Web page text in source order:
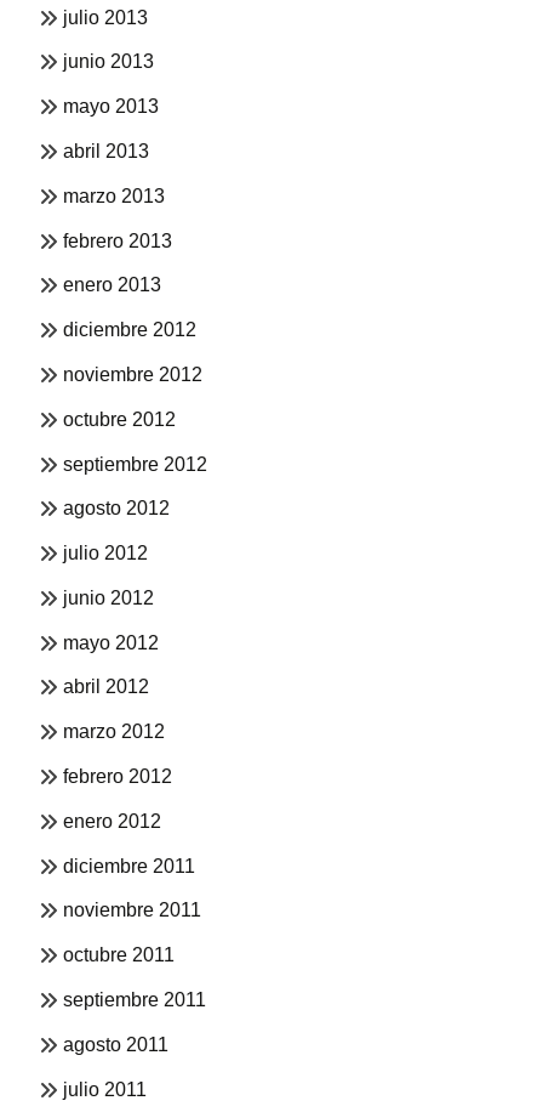
julio 2013
junio 2013
mayo 2013
abril 2013
marzo 2013
febrero 2013
enero 2013
diciembre 2012
noviembre 2012
octubre 2012
septiembre 2012
agosto 2012
julio 2012
junio 2012
mayo 2012
abril 2012
marzo 2012
febrero 2012
enero 2012
diciembre 2011
noviembre 2011
octubre 2011
septiembre 2011
agosto 2011
julio 2011